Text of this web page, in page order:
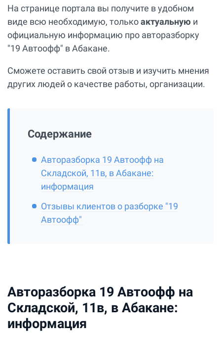
На странице портала вы получите в удобном
виде всю необходимую, толькоактуальную и
официальную информацию про авторазборку
"19 Автоофф" в Абакане.
Сможете оставить свой отзыв и изучить мнения
других людей о качестве работы, организации.
Содержание
Авторазборка 19 Автоофф на
Складской, 11в, в Абакане:
информация
Отзывы клиентов о разборке "19
Автоофф"
Авторазборка 19 Автоофф на
Складской, 11в, в Абакане:
информация